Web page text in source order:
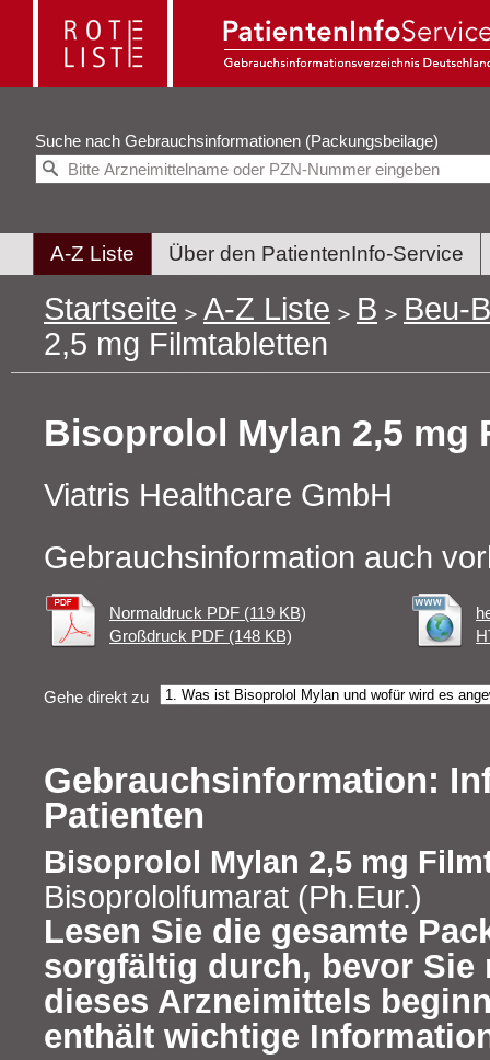
Suche nach Gebrauchsinformationen (Packungsbeilage)
A-Z Liste Über den PatientenInfo-Service
Startseite A-Z Liste B
Beu-
2,5 mg Filmtabletten
Bisoprolol Mylan 2,5 mg
Viatris Healthcare GmbH
Gebrauchsinformation auch
Normaldruck PDF (119 KB)
Großdruck PDF (148 KB)
Gehe direkt zu
Gebrauchsinformation:
Patienten
Bisoprolol Mylan 2,5 mg
Bisoprololfumarat (Ph.Eur.)
Lesen Sie die gesamte
sorgfältig durch, bevor Sie
dieses Arzneimittels
enthält wichtige